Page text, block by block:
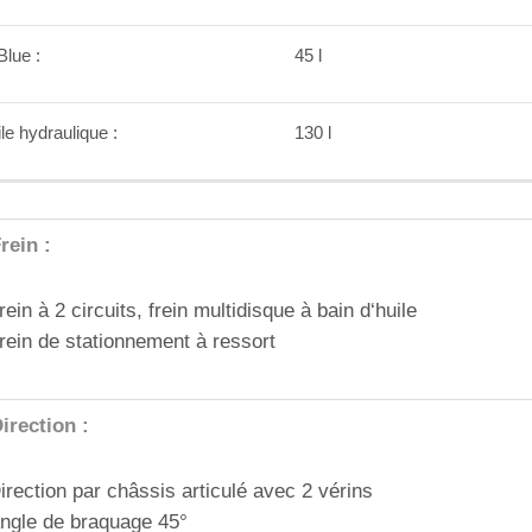
: 45 l
hydraulique : 130 l
:
à 2 circuits, frein multidisque à bain d‘huile
de stationnement à ressort
:
par châssis articulé avec 2 vérins
de braquage 45°